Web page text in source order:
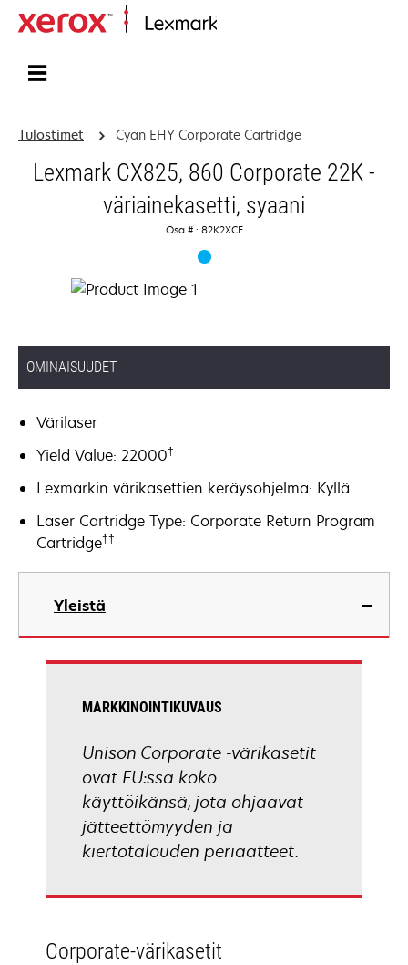
Tulostimet Cyan EHY Corporate Cartridge
Lexmark CX825, 860 Corporate 22K -
väriainekasetti, syaani
Osa #.: 82K2XCE
OMINAISUUDET
Värilaser
Yield Value: 22000†
Lexmarkin värikasettien keräysohjelma: Kyllä
Laser Cartridge Type: Corporate Return Program
Cartridge††
Yleistä
MARKKINOINTIKUVAUS
Unison Corporate -värikasetit
ovat EU:ssa koko
käyttöikänsä, jota ohjaavat
jätteettömyyden ja
kiertotalouden periaatteet.
Corporate-värikasetit